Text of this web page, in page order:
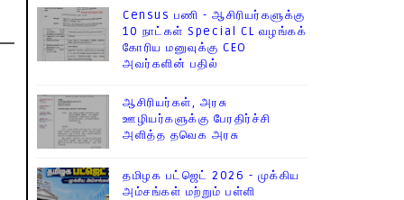
Census பணி - ஆசிரியர்களுக்கு
10 நாட்கள் Special CL வழங்கக்
கோரிய மனுவுக்கு CEO
அவர்களின் பதில்
ஆசிரியர்கள், அரசு
ஊழியர்களுக்கு பேரதிர்ச்சி
அளித்த தவெக அரசு
தமிழக பட்ஜெட் 2026 - முக்கிய
அம்சங்கள் மற்றும் பள்ளி